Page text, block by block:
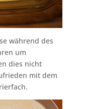
während des
um
dies nicht
mit dem